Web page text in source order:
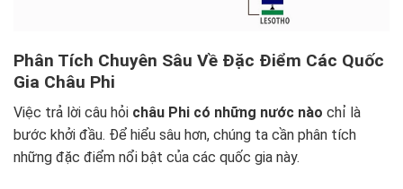
Phân Tích Chuyên Sâu Về Đặc Điểm Các Quốc
Gia Châu Phi
Việc trả lời câu hỏi châu Phi có những nước nào chỉ là
bước khởi đầu. Để hiểu sâu hơn, chúng ta cần phân tích
những đặc điểm nổi bật của các quốc gia này.